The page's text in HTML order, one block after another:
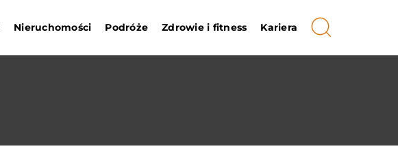
Nieruchomości Podróże Zdrowie i fitness Kariera